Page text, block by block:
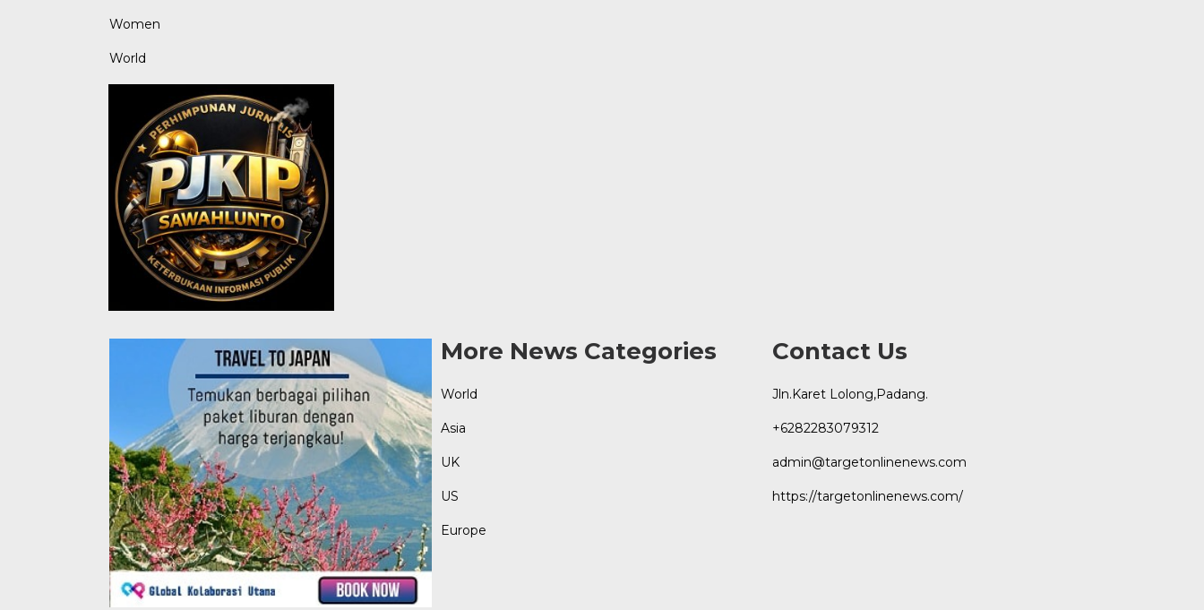
Women
World
More News Categories
World
Asia
UK
US
Europe
Contact Us
Jln.Karet Lolong,Padang.
+6282283079312
admin@targetonlinenews.com
https://targetonlinenews.com/